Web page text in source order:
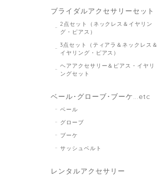
ブライダルアクセサリーセット
2点セット（ネックレス＆イヤリン
グ・ピアス）
3点セット（ティアラ＆ネックレス＆
イヤリング・ピアス）
ヘアアクセサリー＆ピアス・イヤリ
ングセット
ベール･グローブ･ブーケ...etc
ベール
グローブ
ブーケ
サッシュベルト
レンタルアクセサリー